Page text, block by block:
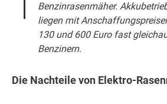
Benzinrasenmäher.
liegen mit
130 und 600 Euro fast
Benzinern.
Die Nachteile von Elektro-